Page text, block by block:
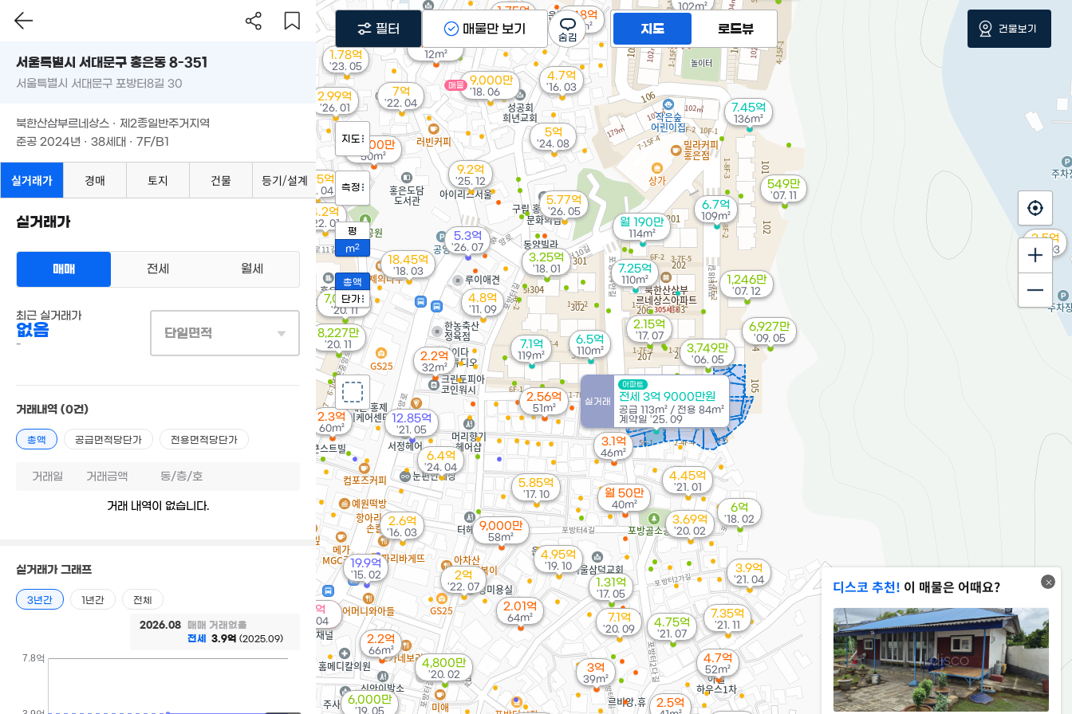
102m²
3.1억
46m²
5.3억
'26. 07
9,000만
'18. 06
매물
1.75억
88m²
2.3억
60m²
7.25억
110m²
5.77억
'26. 05
24억
'26. 04
4.95억
'26. 04
2.5억
7.1억
119m²
2.99억
'26. 01
9.2억
'25. 12
7.45억
136m²
실거래
아파트
전세 3억 9000만원
공급 113m² / 전용 84m²
계약일 '25. 09
월 50만
40m²
2.56억
51m²
6.7억
109m²
6.5억
110m²
월 190만
114m²
5억
'24. 08
6.4억
'24. 04
1.78억
'23. 05
2억
'22. 07
1.48억
31m²
7억
'22. 04
4.2억
'22. 01
2.2억
32m²
4.7억
52m²
7.35억
'21. 11
4.75억
'21. 07
3억
39m²
6,200만
12m²
12.85억
'21. 05
3.9억
'21. 04
4.45억
'21. 01
8,227만
'20. 11
7,065만
'20. 11
7.1억
'20. 09
9,000만
58m²
4,800만
'20. 02
3.69억
'20. 02
4.95억
'19. 10
6,000만
'19. 05
18.45억
'18. 03
6억
'18. 02
3.25억
'18. 01
5.85억
'17. 10
2.15억
'17. 07
1.31억
'17. 05
4.7억
'16. 03
2.6억
'16. 03
2.2억
66m²
19.9억
'15. 02
2.01억
64m²
3.5억
'14. 03
8,000만
50m²
4.8억
'11. 09
6,927만
'09. 05
1,246만
'07. 12
549만
'07. 11
3,749만
'06. 05
디스코 추천! 이 매물은 어때요?
지도 로드뷰
지도
측정
평
m2
총액
단가
필터 매물만 보기 건물보기
서울특별시 서대문구 홍은동 8-351
서울특별시 서대문구 포방터8길 30
북한산삼부르네상스 · 제2종일반주거지역
준공 2024년 · 38세대 · 7F/B1
실거래가 경매 토지 건물 등기/설계
실거래가
매매 전세 월세
최근 실거래가
없음
-
단일면적
거래내역 (0건)
총액 공급면적당단가 전용면적당단가
거래일 거래금액 동/층/호
거래 내역이 없습니다.
실거래가 그래프
3년간 1년간 전체
2026.08
매매 거래없음
전세
3.9억 (2025.09)
7.8억